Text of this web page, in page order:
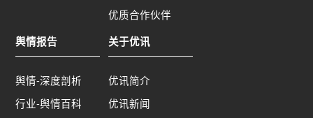
优质合作伙伴
舆情报告
舆情-深度剖析
行业-舆情百科
关于优讯
优讯简介
优讯新闻